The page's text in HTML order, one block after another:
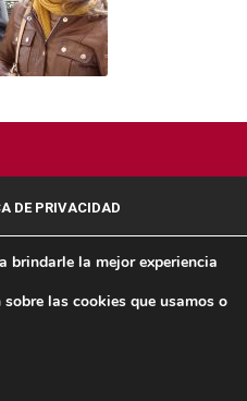
DE PRIVACIDAD
brindarle la mejor experiencia
las cookies que usamos o